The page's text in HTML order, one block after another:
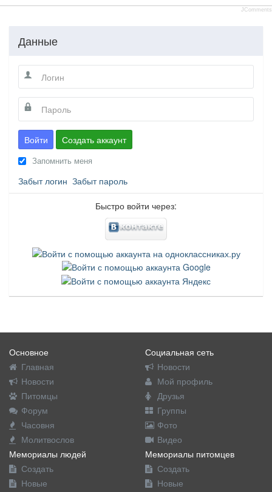
JComments
Данные
Войти Создать аккаунт
Запомнить меня
Забыт логин Забыт пароль
Быстро войти через:
Основное
Главная
Новости
Питомцы
Форум
Часовня
Молитвослов
Социальная сеть
Новости
Мой профиль
Друзья
Группы
Фото
Видео
Мемориалы людей
Создать
Новые
Мемориалы питомцев
Создать
Новые